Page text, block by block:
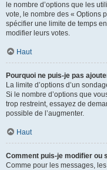
le nombre d’options que les
vote, le nombre des « Options
spécifier une limite de temps
modifier leurs votes.
Haut
Pourquoi ne puis-je pas
La limite d’options d’un
Si le nombre d’options que
trop restreint, essayez de
possible de l’augmenter.
Haut
Comment puis-je modifier ou
Comme pour les messages,